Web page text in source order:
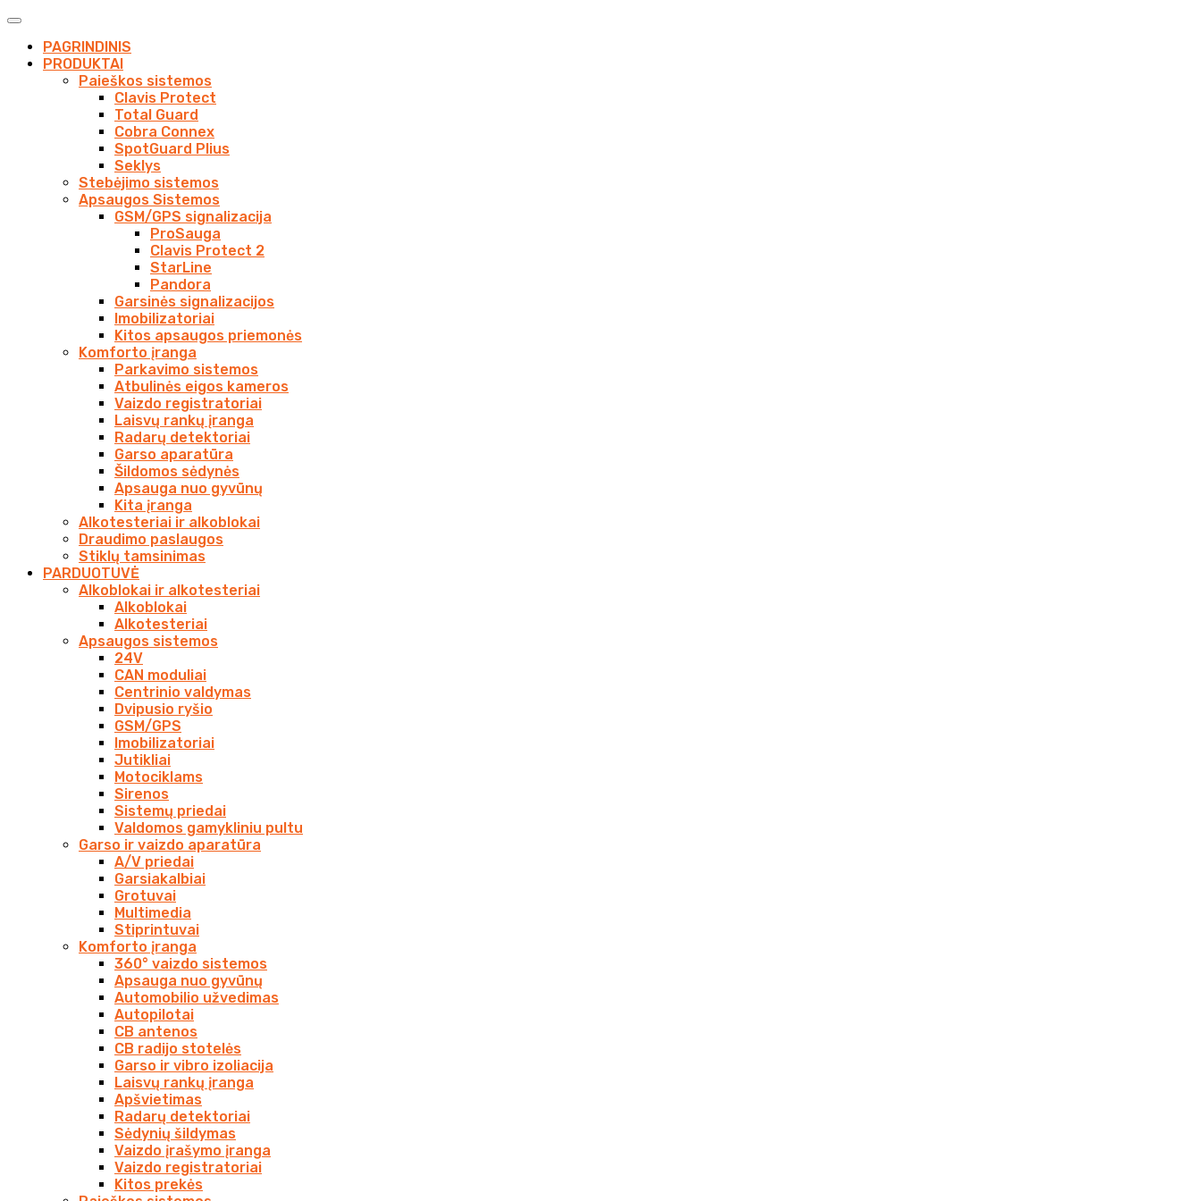
PAGRINDINIS
PRODUKTAI
Paieškos sistemos
Clavis Protect
Total Guard
Cobra Connex
SpotGuard Plius
Seklys
Stebėjimo sistemos
Apsaugos Sistemos
GSM/GPS signalizacija
ProSauga
Clavis Protect 2
StarLine
Pandora
Garsinės signalizacijos
Imobilizatoriai
Kitos apsaugos priemonės
Komforto įranga
Parkavimo sistemos
Atbulinės eigos kameros
Vaizdo registratoriai
Laisvų rankų įranga
Radarų detektoriai
Garso aparatūra
Šildomos sėdynės
Apsauga nuo gyvūnų
Kita įranga
Alkotesteriai ir alkoblokai
Draudimo paslaugos
Stiklų tamsinimas
PARDUOTUVĖ
Alkoblokai ir alkotesteriai
Alkoblokai
Alkotesteriai
Apsaugos sistemos
24V
CAN moduliai
Centrinio valdymas
Dvipusio ryšio
GSM/GPS
Imobilizatoriai
Jutikliai
Motociklams
Sirenos
Sistemų priedai
Valdomos gamykliniu pultu
Garso ir vaizdo aparatūra
A/V priedai
Garsiakalbiai
Grotuvai
Multimedia
Stiprintuvai
Komforto įranga
360° vaizdo sistemos
Apsauga nuo gyvūnų
Automobilio užvedimas
Autopilotai
CB antenos
CB radijo stotelės
Garso ir vibro izoliacija
Laisvų rankų įranga
Apšvietimas
Radarų detektoriai
Sėdynių šildymas
Vaizdo įrašymo įranga
Vaizdo registratoriai
Kitos prekės